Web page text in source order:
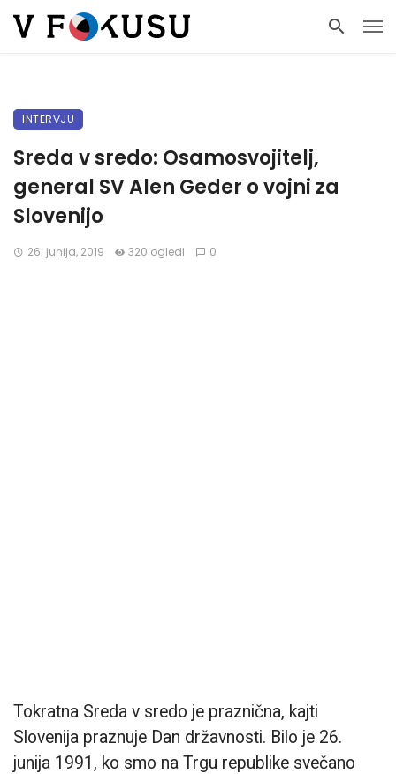
INTERVJU
Sreda v sredo: Osamosvojitelj,
general SV Alen Geder o vojni za
Slovenijo
26. junija, 2019 320 ogledi 0
Tokratna Sreda v sredo je praznična, kajti
Slovenija praznuje Dan državnosti. Bilo je 26.
junija 1991, ko smo na Trgu republike svečano